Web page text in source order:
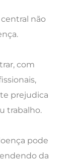
central não
com
prejudica
trabalho.
pode
da